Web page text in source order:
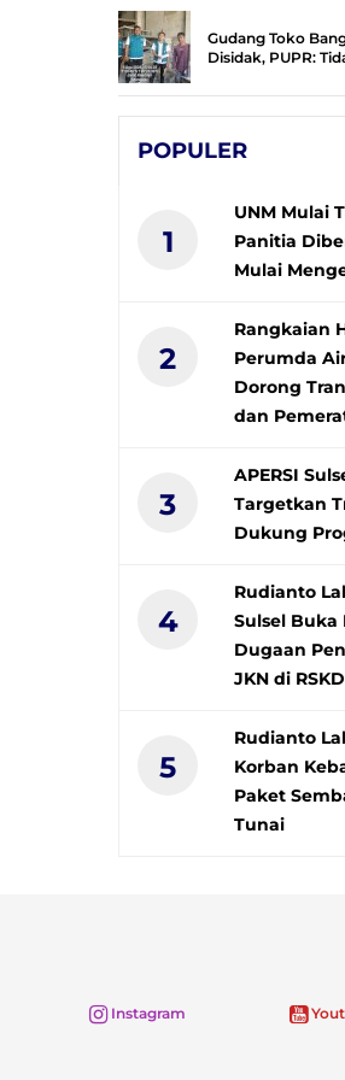
Gudang Toko
Disidak, PUPR:
POPULER
1
UNM Mulai
Panitia
Mulai
2
Rangkaian
Perumda
Dorong
dan
3
APERSI
Targetkan
Dukung
4
Rudianto
Sulsel Buka
Dugaan
JKN di
5
Rudianto
Korban
Paket
Tunai
Instagram